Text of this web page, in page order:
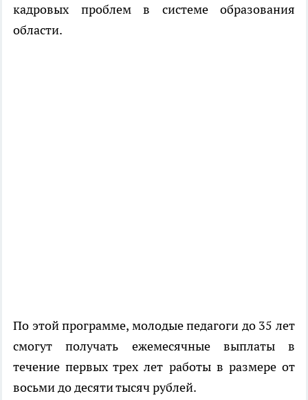
кадровых проблем в системе образования
области.
По этой программе, молодые педагоги до 35 лет
смогут получать ежемесячные выплаты в
течение первых трех лет работы в размере от
восьми до десяти тысяч рублей.